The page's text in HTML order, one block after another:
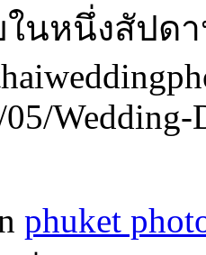
นหนึ่งสัปดา
phuket